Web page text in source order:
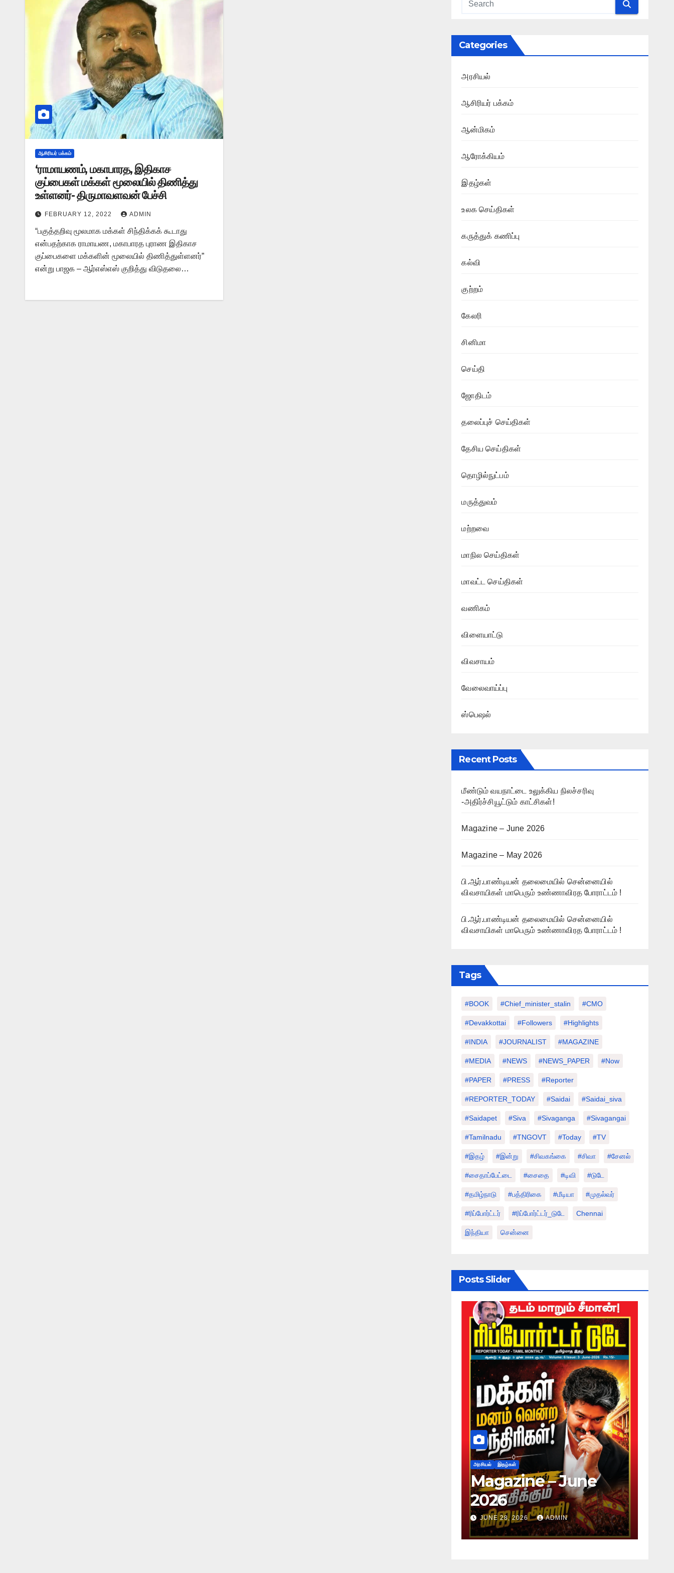
ஆசிரியர் பக்கம்
‘ராமாயணம், மகாபாரத, இதிகாச
குப்பைகள் மக்கள் மூலையில் திணித்து
உள்ளனர்- திருமாவளவன் பேச்சி
FEBRUARY 12, 2022 ADMIN
“பகுத்தறிவு மூலமாக மக்கள் சிந்திக்கக் கூடாது
என்பதற்காக ராமாயண, மகாபாரத புராண இதிகாச
குப்பைகளை மக்களின் மூலையில் திணித்துள்ளனர்”
என்று பாஜக – ஆர்எஸ்எஸ் குறித்து விடுதலை…
Categories
அரசியல்
ஆசிரியர் பக்கம்
ஆன்மிகம்
ஆரோக்கியம்
இதழ்கள்
உலக செய்திகள்
கருத்துக் கணிப்பு
கல்வி
குற்றம்
கேலரி
சினிமா
செய்தி
ஜோதிடம்
தலைப்புச் செய்திகள்
தேசிய செய்திகள்
தொழில்நுட்பம்
மருத்துவம்
மற்றவை
மாநில செய்திகள்
மாவட்ட செய்திகள்
வணிகம்
விளையாட்டு
விவசாயம்
வேலைவாய்ப்பு
ஸ்பெஷல்
Recent Posts
மீண்டும் வயநாட்டை உலுக்கிய நிலச்சரிவு
-அதிர்ச்சியூட்டும் காட்சிகள்!
Magazine – June 2026
Magazine – May 2026
பி.ஆர்.பாண்டியன் தலைமையில் சென்னையில்
விவசாயிகள் மாபெரும் உண்ணாவிரத போராட்டம் !
பி.ஆர்.பாண்டியன் தலைமையில் சென்னையில்
விவசாயிகள் மாபெரும் உண்ணாவிரத போராட்டம் !
Tags
#BOOK #chief_minister_stalin #CMO
#devakkottai #followers #highlights
#INDIA #JOURNALIST #MAGAZINE
#MEDIA #NEWS #NEWS_PAPER #Now
#PAPER #PRESS #Reporter
#REPORTER_TODAY #saidai #saidai_siva
#saidapet #Siva #Sivaganga #sivagangai
#tamilnadu #TNGOVT #today #TV
#இதழ் #இன்று #சிவகங்கை #சிவா #சேனல்
#சைதாப்பேட்டை #சைதை #டிவி #டுடே
#தமிழ்நாடு #பத்திரிகை #மீடியா #முதல்வர்
#ரிப்போர்ட்டர் #ரிப்போர்ட்டர்_டுடே Chennai
இந்தியா சென்னை
Posts Slider
அரசியல் இதழ்கள்
Magazine – June
2026
JUNE 28, 2026 ADMIN